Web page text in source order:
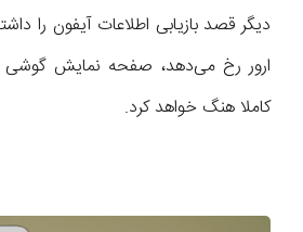
دیگر قصد بازیابی اطلاعات آیفون را
ارور رخ می‌دهد، صفحه نمایش
کاملا هنگ خواهد کرد.